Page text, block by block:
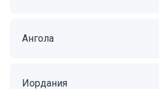
Ангола
Иордания